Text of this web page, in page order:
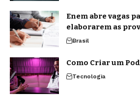
Enem abre vagas
elaborarem as
Brasil
Como Criar um
Tecnologia